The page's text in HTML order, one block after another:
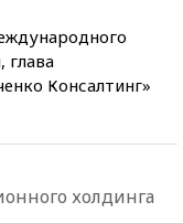
глава
Консалтинг»
холдинга